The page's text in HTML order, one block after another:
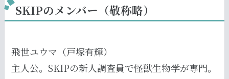
SKIPのメンバー（敬称略）
飛世ユウマ（戸塚有輝）
主人公。SKIPの新人調査員で怪獣生物学が専門。